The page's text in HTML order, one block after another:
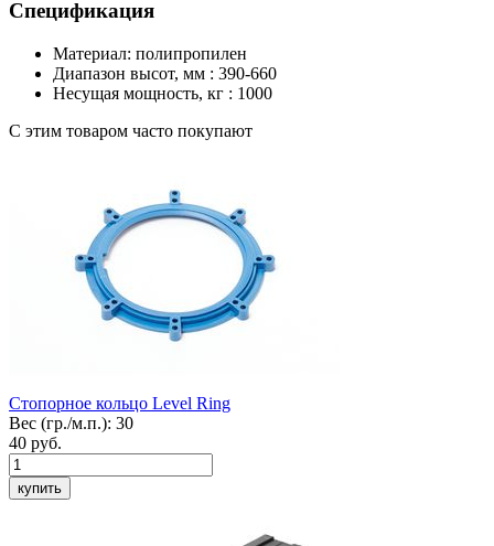
Спецификация
Материал: полипропилен
Диапазон высот, мм : 390-660
Несущая мощность, кг : 1000
С этим товаром часто покупают
Стопорное кольцо Level Ring
Вес (гр./м.п.): 30
40 руб.
купить